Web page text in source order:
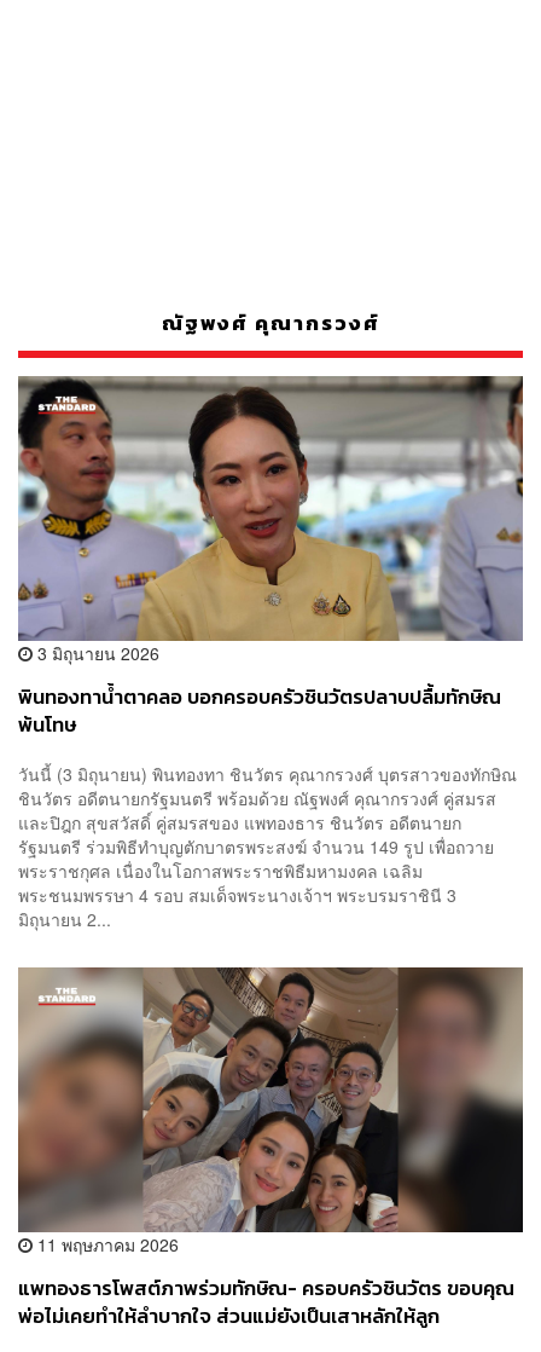
ณัฐพงศ์ คุณากรวงศ์
3 มิถุนายน 2026
พินทองทาน้ำตาคลอ บอกครอบครัวชินวัตรปลาบปลื้มทักษิณ
พ้นโทษ
วันนี้ (3 มิถุนายน) พินทองทา ชินวัตร คุณากรวงศ์ บุตรสาวของทักษิณ
ชินวัตร อดีตนายกรัฐมนตรี พร้อมด้วย ณัฐพงศ์ คุณากรวงศ์ คู่สมรส
และปิฎก สุขสวัสดิ์ คู่สมรสของ แพทองธาร ชินวัตร อดีตนายก
รัฐมนตรี ร่วมพิธีทำบุญตักบาตรพระสงฆ์ จำนวน 149 รูป เพื่อถวาย
พระราชกุศล เนื่องในโอกาสพระราชพิธีมหามงคล เฉลิม
พระชนมพรรษา 4 รอบ สมเด็จพระนางเจ้าฯ พระบรมราชินี 3
มิถุนายน 2...
11 พฤษภาคม 2026
​​แพทองธารโพสต์ภาพร่วมทักษิณ- ครอบครัวชินวัตร ขอบคุณ
พ่อไม่เคยทำให้ลำบากใจ ส่วนแม่ยังเป็นเสาหลักให้ลูก